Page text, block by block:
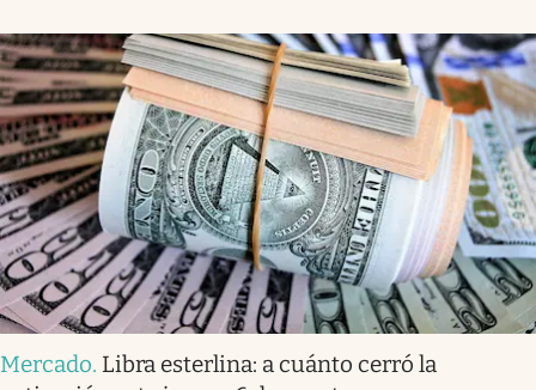
Mercado. Libra esterlina: a cuánto cerró la